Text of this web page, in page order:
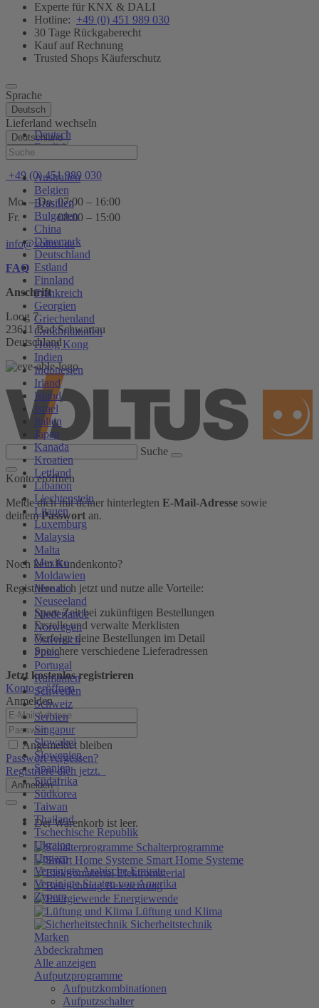
Experte für KNX & DALI
Hotline: +49 (0) 451 989 030
30 Tage Rückgaberecht
Kauf auf Rechnung
Trusted Shops Käuferschutz
Sprache
Deutsch
Deutsch
English
Lieferland wechseln
Deutschland
Australien
Belgien
Brasilien
Bulgarien
China
Dänemark
Deutschland
Estland
Finnland
Frankreich
Georgien
Griechenland
Großbritannien
Hong Kong
Indien
Indonesien
Irland
Island
Israel
Italien
Japan
Kanada
Kroatien
Lettland
Libanon
Liechtenstein
Litauen
Luxemburg
Malaysia
Malta
Mexiko
Moldawien
Monaco
Neuseeland
Niederlande
Norwegen
Österreich
Polen
Portugal
Rumänien
Schweden
Schweiz
Serbien
Singapur
Slowakei
Slowenien
Spanien
Südafrika
Südkorea
Taiwan
Thailand
Tschechische Republik
Ukraine
Ungarn
Vereinigte Arabische Emirate
Vereinigte Staaten von Amerika
Zypern
Hilfe
+49 (0) 451 989 030
Mo. – Do. 07:00 – 16:00
Fr.
08:00 – 15:00
info@voltus.de
FAQ
Anschrift
Loog 7
23611 Bad Schwartau
Deutschland
Suche
Konto eröffnen
Melde dich mit deiner hinterlegten E-Mail-Adresse sowie
deinemPasswort an.
Noch kein Kundenkonto?
Registriere dich jetzt und nutze alle Vorteile:
Spare Zeit bei zukünftigen Bestellungen
Erstelle und verwalte Merklisten
Verfolge deine Bestellungen im Detail
Speichere verschiedene Lieferadressen
Jetzt kostenlos registrieren
Konto eröffnen
Anmelden
Angemeldet bleiben
Passwort vergessen?
Registriere dich jetzt.
Anmelden
Der Warenkorb ist leer.
Schalterprogramme
Smart Home Systeme
Elektromaterial
Beleuchtung
Energiewende
Lüftung und Klima
Sicherheitstechnik
Marken
Abdeckrahmen
Alle anzeigen
Aufputzprogramme
Aufputzkombinationen
Aufputzschalter